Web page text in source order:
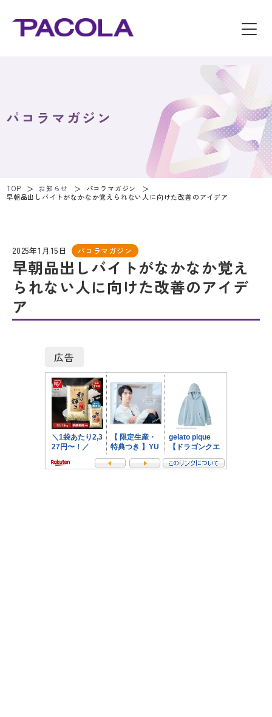
パコラマガジン
TOP お知らせ
パコラマガジン
早朝品出しバイトがなかなか覚えられない人に向けた改善のアイデア
2025年1月15日 パコラマガジン
早朝品出しバイトがなかなか覚え
られない人に向けた改善のアイデ
ア
広告